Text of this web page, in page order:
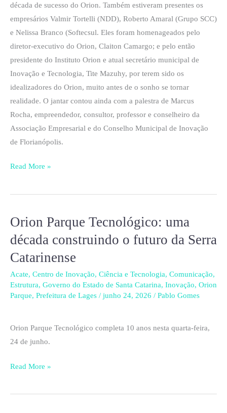
década de sucesso do Orion. Também estiveram presentes os
empresários Valmir Tortelli (NDD), Roberto Amaral (Grupo SCC)
e Nelissa Branco (Softecsul. Eles foram homenageados pelo
diretor-executivo do Orion, Claiton Camargo; e pelo então
presidente do Instituto Orion e atual secretário municipal de
Inovação e Tecnologia, Tite Mazuhy, por terem sido os
idealizadores do Orion, muito antes de o sonho se tornar
realidade. O jantar contou ainda com a palestra de Marcus
Rocha, empreendedor, consultor, professor e conselheiro da
Associação Empresarial e do Conselho Municipal de Inovação
de Florianópolis.
Read More »
Orion Parque Tecnológico: uma
década construindo o futuro da Serra
Catarinense
Acate, Centro de Inovação, Ciência e Tecnologia, Comunicação,
Estrutura, Governo do Estado de Santa Catarina, Inovação, Orion
Parque, Prefeitura de Lages / junho 24, 2026 / Pablo Gomes
Orion Parque Tecnológico completa 10 anos nesta quarta-feira,
24 de junho.
Orion
Parque
Tecnológico:
uma
década
construindo
da
Serra
Read More »